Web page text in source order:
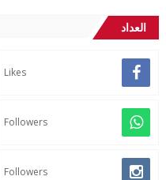
العداد
Likes
Followers
Followers